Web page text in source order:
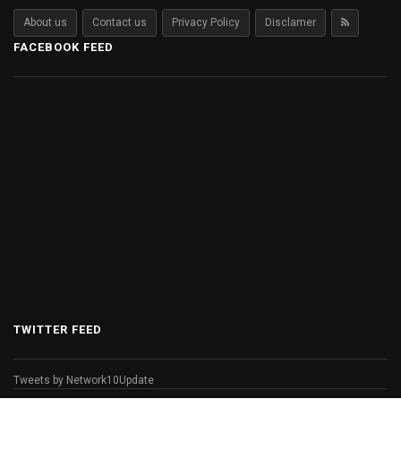
About us Contact us Privacy Policy Disclamer
FACEBOOK FEED
TWITTER FEED
Tweets by Network10Update